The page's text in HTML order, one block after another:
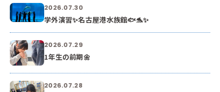
2026.07.30
学外演習✨名古屋港水族館🐟🐬✨
2026.07.29
1年生の前期🌼
2026.07.28